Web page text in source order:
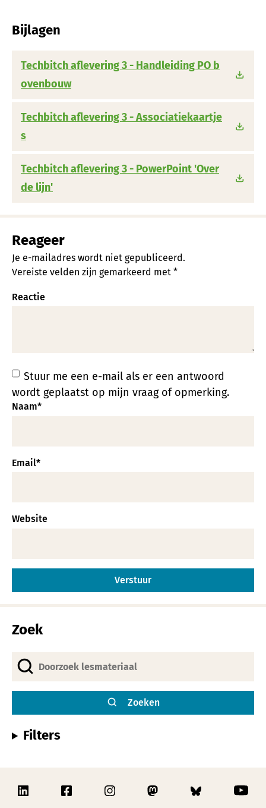
Bijlagen
Techbitch aflevering 3 - Handleiding PO b
ovenbouw
Techbitch aflevering 3 - Associatiekaartje
s
Techbitch aflevering 3 - PowerPoint 'Over
de lijn'
Reageer
Je e-mailadres wordt niet gepubliceerd.
Vereiste velden zijn gemarkeerd met *
Reactie
Stuur me een e-mail als er een antwoord
wordt geplaatst op mijn vraag of opmerking.
Naam*
Email*
Website
Zoek
Zoeken
Filters